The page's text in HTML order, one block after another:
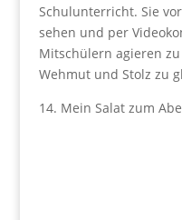
Schulunterricht. Sie
sehen und per
Mitschülern agieren
Wehmut und Stolz zu
14. Mein Salat zum